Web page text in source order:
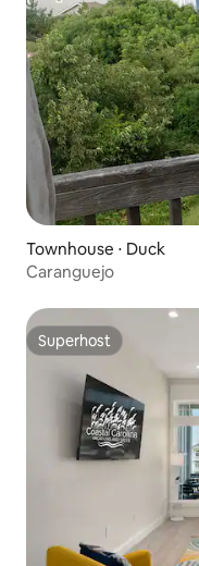
Townhouse ⋅ Duck
Caranguejo
Superhost
Superhost